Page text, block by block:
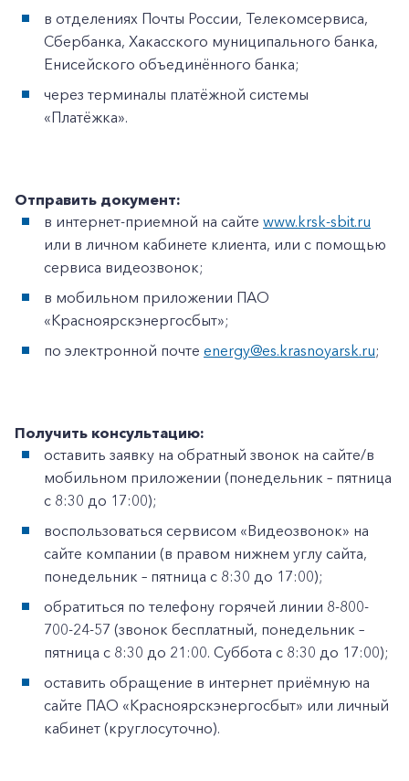
в отделениях Почты России, Телекомсервиса,
Сбербанка, Хакасского муниципального банка,
Енисейского объединённого банка;
через терминалы платёжной системы
«Платёжка».
Отправить документ:
в интернет-приемной на сайте www.krsk-sbit.ru
или в личном кабинете клиента, или с помощью
сервиса видеозвонок;
в мобильном приложении ПАО
«Красноярскэнергосбыт»;
по электронной почте energy@es.krasnoyarsk.ru;
Получить консультацию:
оставить заявку на обратный звонок на сайте/в
мобильном приложении (понедельник – пятница
с 8:30 до 17:00);
воспользоваться сервисом «Видеозвонок» на
сайте компании (в правом нижнем углу сайта,
понедельник – пятница с 8:30 до 17:00);
обратиться по телефону горячей линии 8-800-
700-24-57 (звонок бесплатный, понедельник –
пятница с 8:30 до 21:00. Суббота с 8:30 до 17:00);
оставить обращение в интернет приёмную на
сайте ПАО «Красноярскэнергосбыт» или личный
кабинет (круглосуточно).